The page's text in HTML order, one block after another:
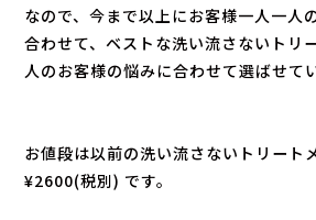
なので、今まで以上にお客様一人一人
合わせて、ベストな洗い流さないトリ
人のお客様の悩みに合わせて選ばせて
お値段は以前の洗い流さないトリート
¥2600(税別) です。